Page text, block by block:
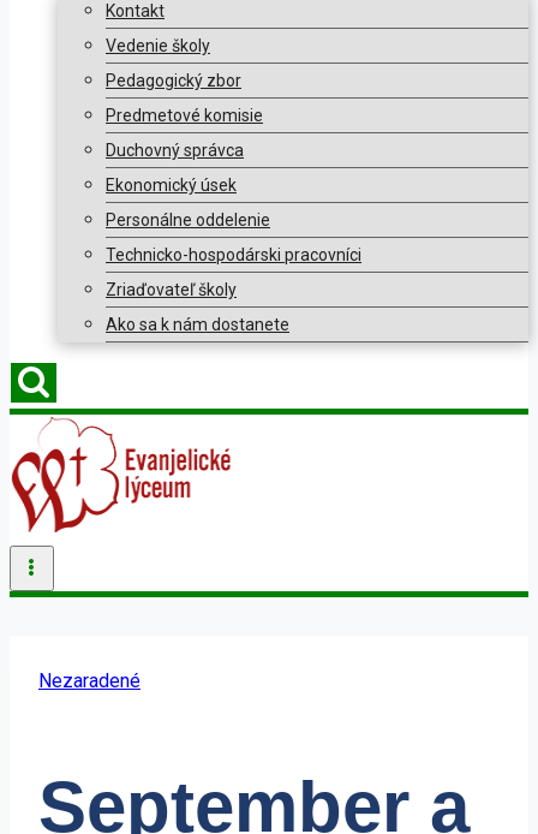
Kontakt
Vedenie školy
Pedagogický zbor
Predmetové komisie
Duchovný správca
Ekonomický úsek
Personálne oddelenie
Technicko-hospodárski pracovníci
Zriaďovateľ školy
Ako sa k nám dostanete
Nezaradené
September a